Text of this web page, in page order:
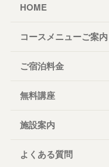
HOME
コースメニューご案内
ご宿泊料金
無料講座
施設案内
よくある質問